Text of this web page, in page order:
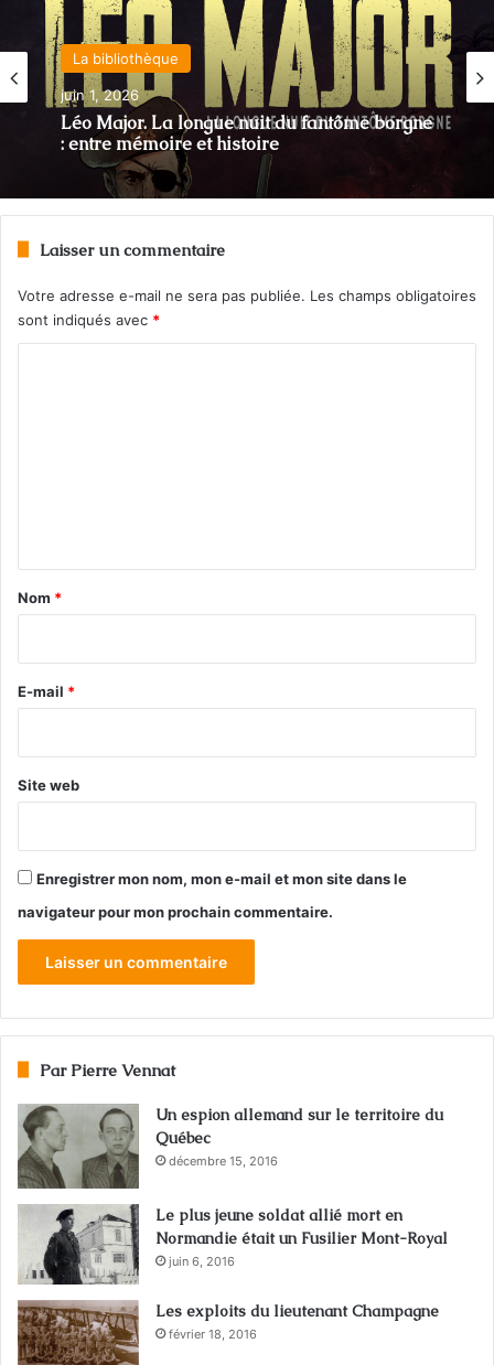
La bibliothèque
juin 1, 2026
Léo Major. La longue nuit du fantôme borgne
39-45 : Biographies et témoignages
novembre 24, 2025
Jacques Chevrier : un héros québécois
Laisser un commentaire
Votre adresse e-mail ne sera pas publiée. Les champs obligatoires
sont indiqués avec *
a
e
Nom *
E-mail *
Site web
Enregistrer mon nom, mon e-mail et mon site dans le
navigateur pour mon prochain commentaire.
Par Pierre Vennat
Un espion allemand sur le territoire du
Québec
décembre 15, 2016
Le plus jeune soldat allié mort en
Normandie était un Fusilier Mont-Royal
juin 6, 2016
Les exploits du lieutenant Champagne
février 18, 2016